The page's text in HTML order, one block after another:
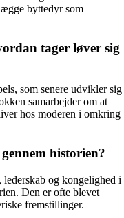
byttedyr som
tager løver sig
som senere udvikler sig
samarbejder om at
hos moderen i omkring
historien?
og kongelighed i
Den er ofte blevet
fremstillinger.